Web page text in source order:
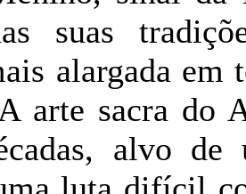
suas
alargada
arte sacra do
alvo